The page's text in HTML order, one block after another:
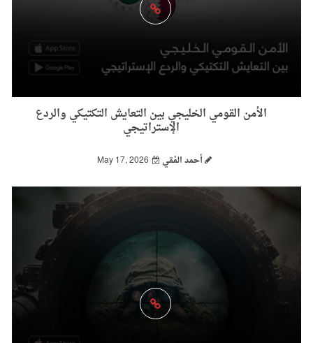
الأمن القومي الخليجي بين التعايش التكتيكي والردع
الإستراتيجي
أحمد الفقي May 17, 2026